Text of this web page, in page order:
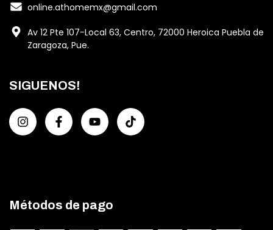
online.athomemx@gmail.com
Av 12 Pte 107-Local 63, Centro, 72000 Heroica Puebla de
Zaragoza, Pue.
SIGUENOS!
Métodos de pago